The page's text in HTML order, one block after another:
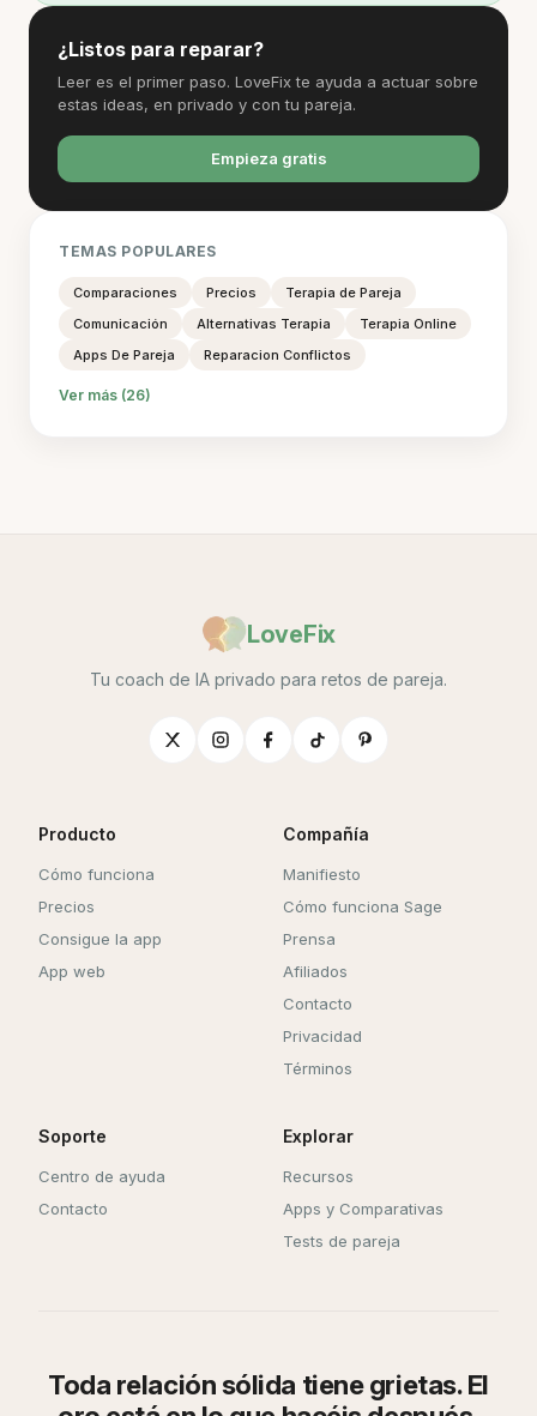
¿Listos para reparar?
Leer es el primer paso. LoveFix te ayuda a actuar sobre
estas ideas, en privado y con tu pareja.
Empieza gratis
TEMAS POPULARES
Comparaciones Precios
Terapia de Pareja
Comunicación
Alternativas Terapia
Terapia Online
Apps De Pareja
Reparacion Conflictos
Ver más (26)
LoveFix
Tu coach de IA privado para retos de pareja.
Producto
Cómo funciona
Precios
Consigue la app
App web
Compañía
Manifiesto
Cómo funciona Sage
Prensa
Afiliados
Contacto
Privacidad
Términos
Soporte
Centro de ayuda
Contacto
Explorar
Recursos
Apps y Comparativas
Tests de pareja
Toda relación sólida tiene grietas. El